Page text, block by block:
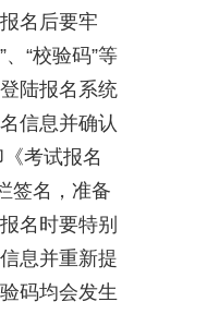
名后要牢
、“校验码”等
陆报名系统
信息并确认
考试报名
签名，准备
名时要特别
息并重新提
码均会发生